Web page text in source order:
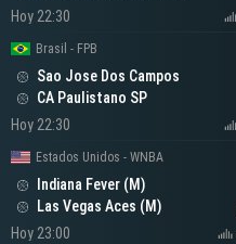
Hoy 22:30
Brasil - FPB
Sao Jose Dos Campos
CA Paulistano SP
Hoy 22:30
Estados Unidos - WNBA
Indiana Fever (M)
Las Vegas Aces (M)
Hoy 23:00